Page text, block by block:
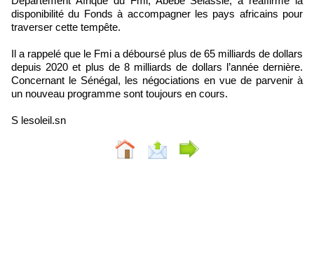
disponibilité du Fonds à accompagner les pays africains pour
traverser cette tempête.
Il a rappelé que le Fmi a déboursé plus de 65 milliards de dollars
depuis 2020 et plus de 8 milliards de dollars l’année dernière.
Concernant le Sénégal, les négociations en vue de parvenir à
un nouveau programme sont toujours en cours.
S lesoleil.sn